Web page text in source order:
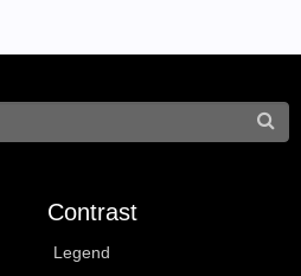
Contrast
Legend